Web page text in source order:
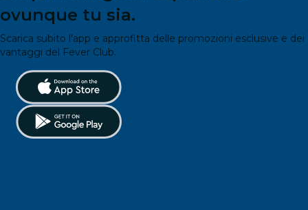
ovunque tu sia.
Scarica subito l'app e approfitta delle promozioni esclusive e dei
vantaggi del Fever Club.